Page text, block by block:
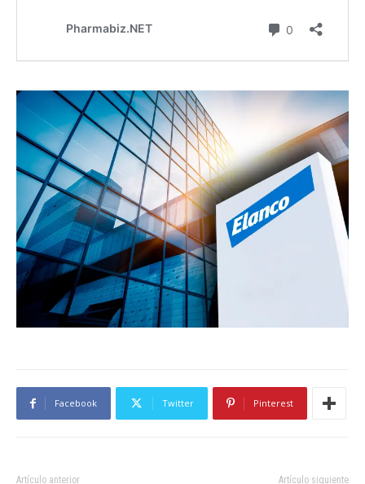
Facebook Twitter Pinterest
Artículo anterior Artículo siguiente